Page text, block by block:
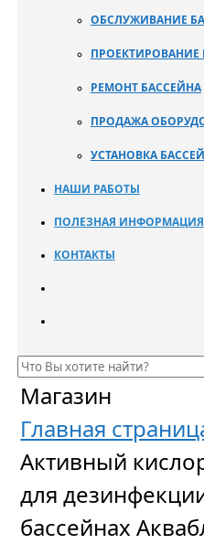
ОБСЛУЖИВАНИЕ
РЕМОНТ БАССЕЙНА
ПРОДАЖА
УСТАНОВКА
НАШИ РАБОТЫ
ПОЛЕЗНАЯ ИНФОРМАЦИЯ
КОНТАКТЫ
Магазин
Главная
Активный
для
бассейнах